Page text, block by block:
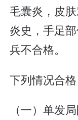
毛囊炎，皮
炎史，手足
兵不合格。
下列情况合格
（一）单发